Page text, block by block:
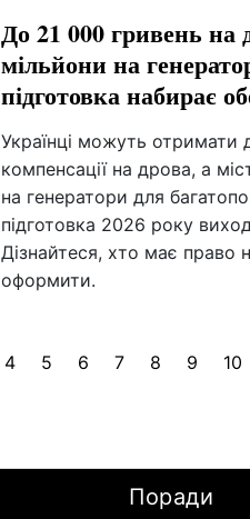
До 21 000 гривень на
мільйони на
підготовка набирає
Українці можуть отримати
компенсації на дрова, а
на генератори для
підготовка 2026 року
Дізнайтеся, хто має право
оформити.
4 5 6 7 8 9 10
Поради